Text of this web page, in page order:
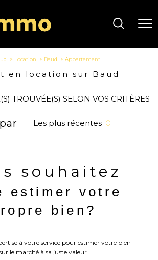
Location Baud Appartement
en location sur Baud
TROUVÉE(S) SELON VOS CRITÈRES
Les plus récentes
souhaitez
estimer votre
bien?
à votre service pour estimer votre bien
le marché à sa juste valeur.